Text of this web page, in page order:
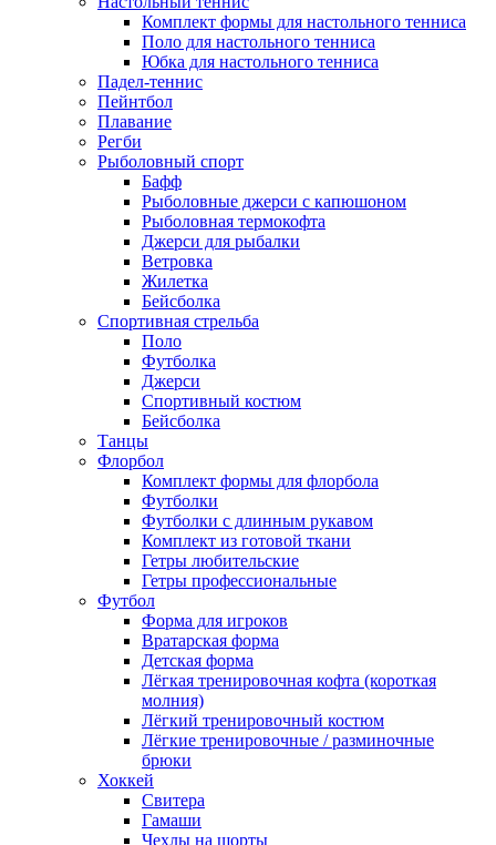
Комплект формы для настольного тенниса
Поло для настольного тенниса
Юбка для настольного тенниса
Падел-теннис
Пейнтбол
Плавание
Регби
Рыболовный спорт
Бафф
Рыболовные джерси с капюшоном
Рыболовная термокофта
Джерси для рыбалки
Ветровка
Жилетка
Бейсболка
Спортивная стрельба
Поло
Футболка
Джерси
Спортивный костюм
Бейсболка
Танцы
Флорбол
Комплект формы для флорбола
Футболки
Футболки с длинным рукавом
Комплект из готовой ткани
Гетры любительские
Гетры профессиональные
Футбол
Форма для игроков
Вратарская форма
Детская форма
Лёгкая тренировочная кофта (короткая
молния)
Лёгкий тренировочный костюм
Лёгкие тренировочные / разминочные
брюки
Хоккей
Свитера
Гамаши
Чехлы на шорты